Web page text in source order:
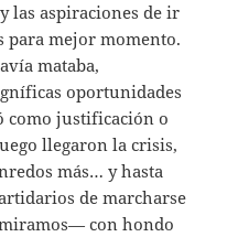
las aspiraciones de ir
para mejor momento.
mataba,
oportunidades
como justificación o
llegaron la crisis,
más… y hasta
de marcharse
con hondo